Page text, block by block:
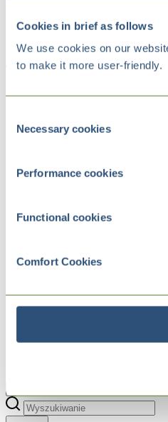
Cookies in brief as follows
We use cookies on our
to make it more user-friendly.
Selection
Necessary cookies
Performance cookies
Functional cookies
Comfort Cookies